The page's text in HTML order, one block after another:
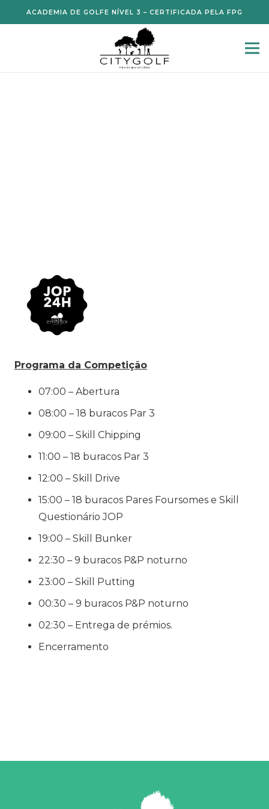
ACADEMIA DE GOLFE NÍVEL 3 – CERTIFICADA PELA FPG
Programa da Competição
07:00 – Abertura
08:00 – 18 buracos Par 3
09:00 – Skill Chipping
11:00 – 18 buracos Par 3
12:00 – Skill Drive
15:00 – 18 buracos Pares Foursomes e Skill
Questionário JOP
19:00 – Skill Bunker
22:30 – 9 buracos P&P noturno
23:00 – Skill Putting
00:30 – 9 buracos P&P noturno
02:30 – Entrega de prémios.
Encerramento